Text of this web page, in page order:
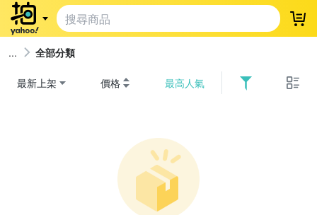
登
全部分類
最新上架 價格 最高人氣